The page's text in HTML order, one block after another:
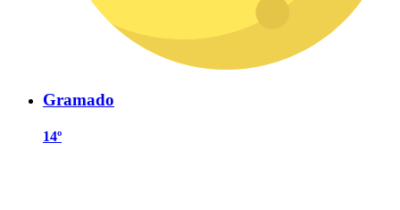
Gramado
14º